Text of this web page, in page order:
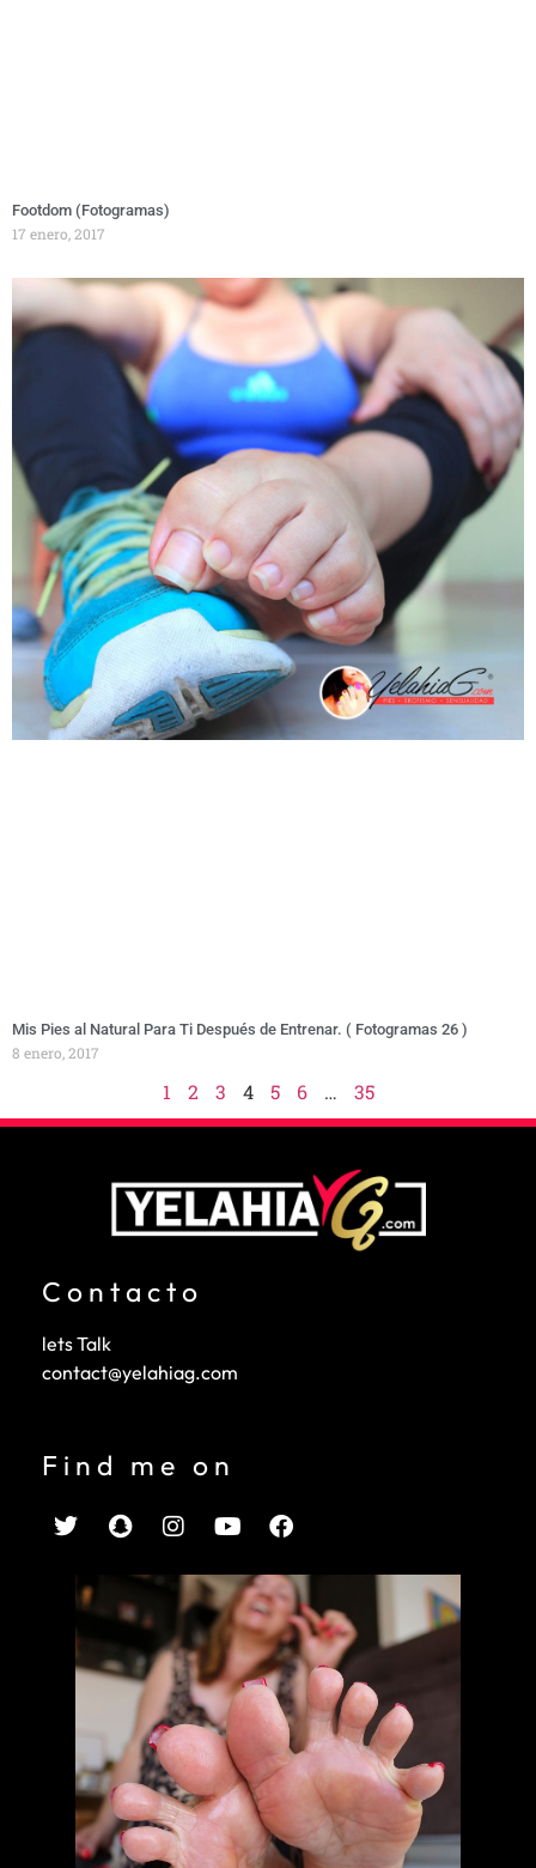
Footdom (Fotogramas)
17 enero, 2017
Mis Pies al Natural Para Ti Después de Entrenar. ( Fotogramas 26 )
8 enero, 2017
1 2 3 4 5 6 … 35
Contacto
lets Talk
contact@yelahiag.com
Find me on